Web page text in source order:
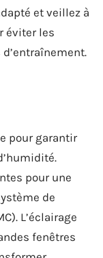
et veillez à
éviter les
pour garantir
pour une
de
L’éclairage
fenêtres